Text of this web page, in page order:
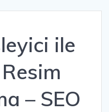
ile
– SEO